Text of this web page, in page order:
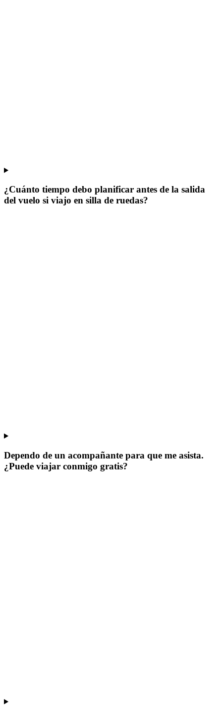
¿Cuánto tiempo debo planificar antes de la salida
del vuelo si viajo en silla de ruedas?
Dependo de un acompañante para que me asista.
¿Puede viajar conmigo gratis?